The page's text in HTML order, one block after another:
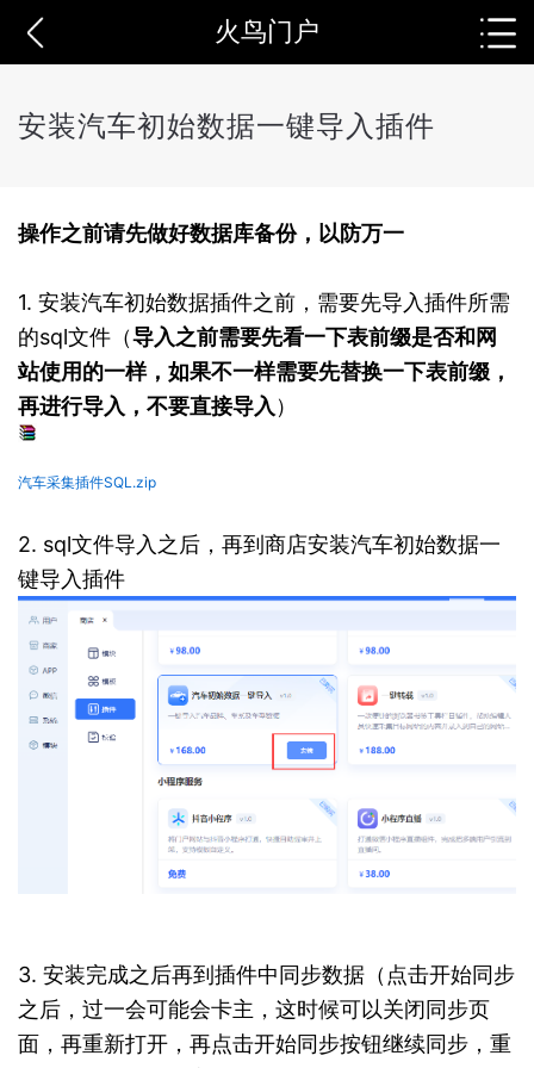
火鸟门户
安装汽车初始数据一键导入插件
操作之前请先做好数据库备份，以防万一
1. 安装汽车初始数据插件之前，需要先导入插件所需
的sql文件（导入之前需要先看一下表前缀是否和网
站使用的一样，如果不一样需要先替换一下表前缀，
再进行导入，不要直接导入）
汽车采集插件SQL.zip
2. sql文件导入之后，再到商店安装汽车初始数据一
键导入插件
3. 安装完成之后再到插件中同步数据（点击开始同步
之后，过一会可能会卡主，这时候可以关闭同步页
面，再重新打开，再点击开始同步按钮继续同步，重